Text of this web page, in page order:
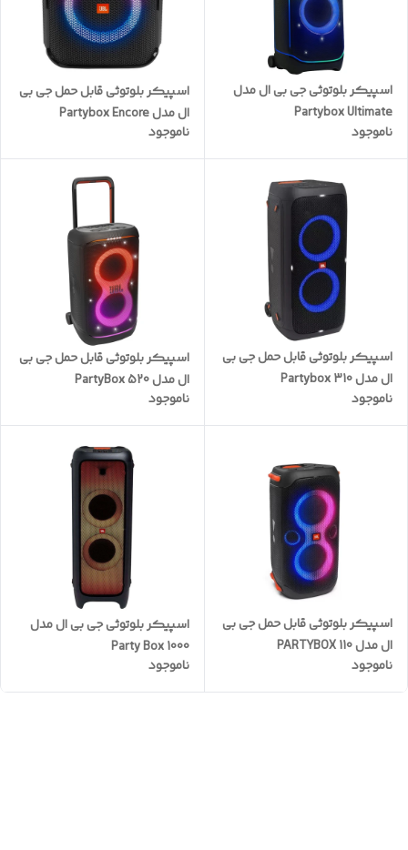
اسپیکر بلوتوثی جی بی ال مدل
Partybox Ultimate
ناموجود
اسپیکر بلوتوثی قابل حمل جی بی
ال مدل Partybox Encore
Essential
ناموجود
اسپیکر بلوتوثی قابل حمل جی بی
ال مدل Partybox 310
ناموجود
اسپیکر بلوتوثی قابل حمل جی بی
ال مدل PartyBox 520
ناموجود
اسپیکر بلوتوثی قابل حمل جی بی
ال مدل PARTYBOX 110
ناموجود
اسپیکر بلوتوثی جی بی ال مدل
Party Box 1000
ناموجود